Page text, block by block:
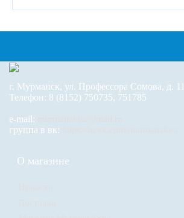
г. Мурманск, ул. Профессора Сомова, д. 11
Телефон: 8 (8152) 750735, 751785
e-mail:
группа в вк:
О магазине